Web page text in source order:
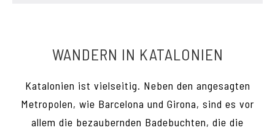
WANDERN IN KATALONIEN
Katalonien ist vielseitig. Neben den angesagten
Metropolen, wie Barcelona und Girona, sind es vor
allem die bezaubernden Badebuchten, die die